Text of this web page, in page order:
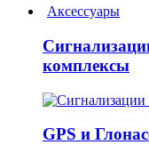
Аксессуары
комплексы
GPS и